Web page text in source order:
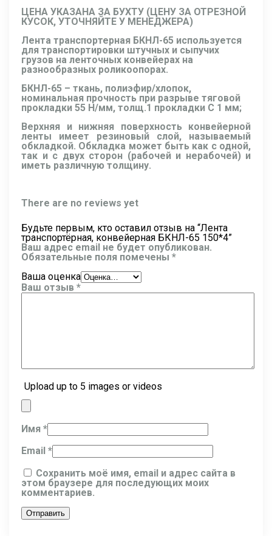
ЦЕНА УКАЗАНА ЗА БУХТУ (ЦЕНУ ЗА ОТРЕЗНОЙ
КУСОК, УТОЧНЯЙТЕ У МЕНЕДЖЕРА)
Лента транспортерная БКНЛ-65 используется
для транспортировки штучных и сыпучих
грузов на ленточных конвейерах на
разнообразных роликоопорах.
БКНЛ-65 – ткань, полиэфир/хлопок,
номинальная прочность при разрыве тяговой
прокладки 55 Н/мм, толщ.1 прокладки C 1 мм;
Верхняя и нижняя поверхность конвейерной
ленты имеет резиновый слой, называемый
обкладкой. Обкладка может быть как с одной,
так и с двух сторон (рабочей и нерабочей) и
иметь различную толщину.
There are no reviews yet
Будьте первым, кто оставил отзыв на “Лента
транспортёрная, конвейерная БКНЛ-65 150*4”
Ваш адрес email не будет опубликован.
Обязательные поля помечены *
Ваша оценка
Ваш отзыв *
Upload up to 5 images or videos
Имя *
Email *
Сохранить моё имя, email и адрес сайта в
этом браузере для последующих моих
комментариев.